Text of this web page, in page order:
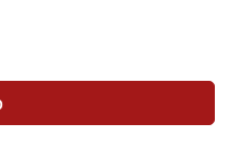
Wert ein